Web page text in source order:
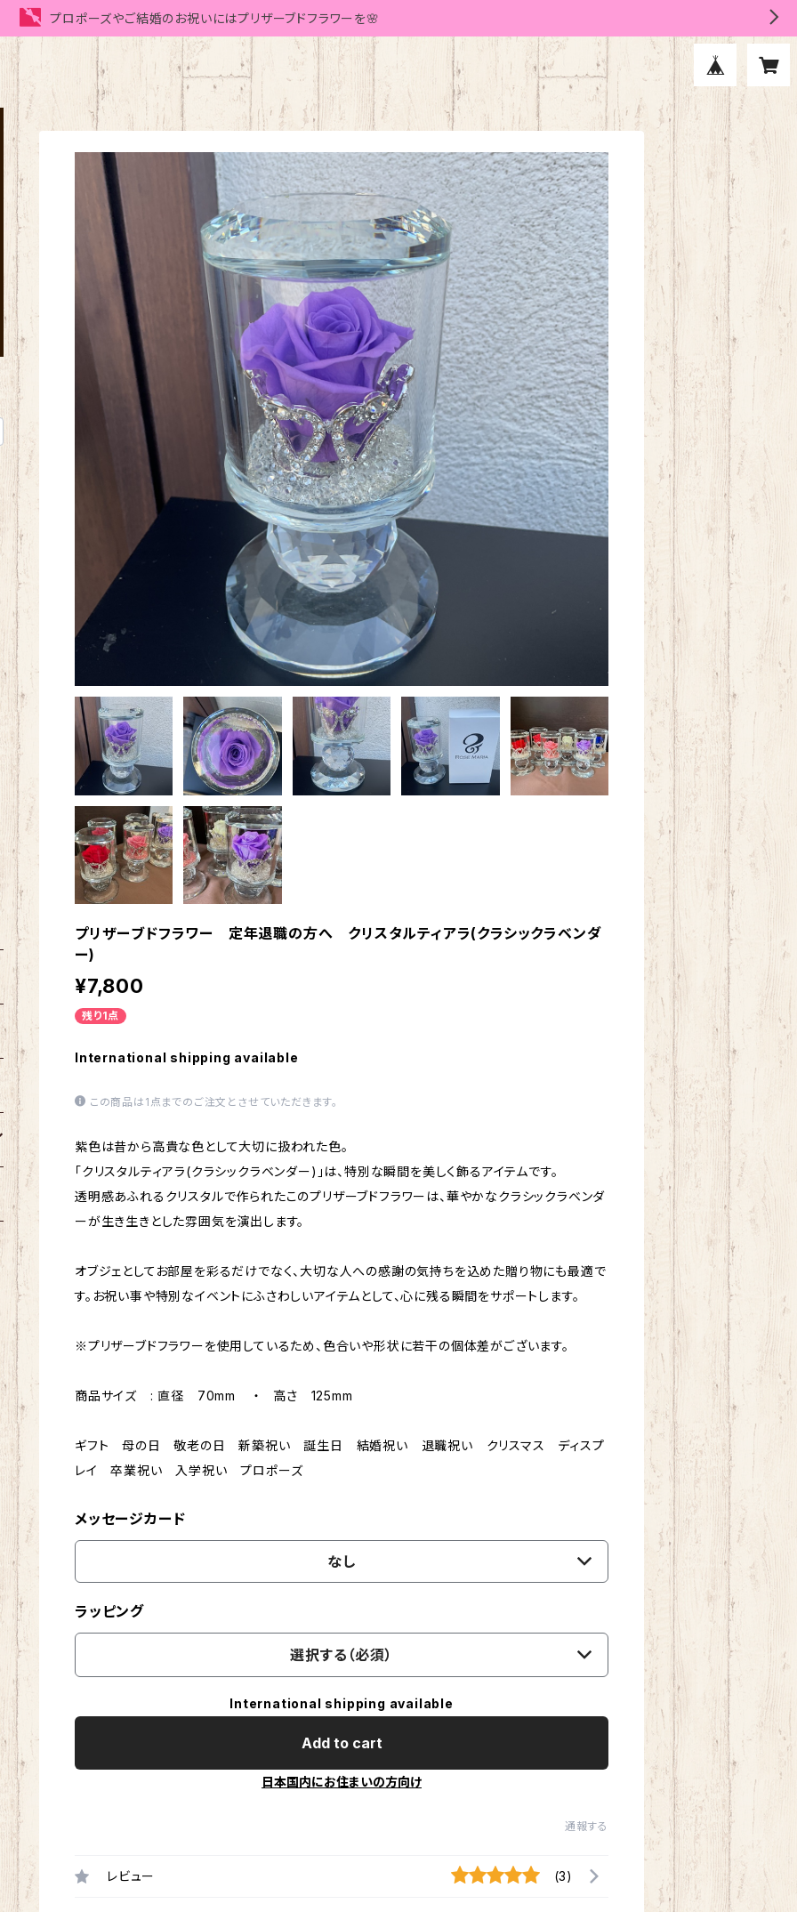
プロポーズやご結婚のお祝いにはプリザーブドフラワーを🌸
プリザーブドフラワー 定年退職の方へ クリスタルティアラ(クラシックラベンダ
ー)
¥7,800
残り1点
International shipping available
この商品は1点までのご注文とさせていただきます。
紫色は昔から高貴な色として大切に扱われた色。
「クリスタルティアラ(クラシックラベンダー)」は、特別な瞬間を美しく飾るアイテムです。
透明感あふれるクリスタルで作られたこのプリザーブドフラワーは、華やかなクラシックラベンダ
ーが生き生きとした雰囲気を演出します。
オブジェとしてお部屋を彩るだけでなく、大切な人への感謝の気持ちを込めた贈り物にも最適で
す。お祝い事や特別なイベントにふさわしいアイテムとして、心に残る瞬間をサポートします。
※プリザーブドフラワーを使用しているため、色合いや形状に若干の個体差がございます。
商品サイズ : 直径 70mm ・ 高さ 125mm
ギフト 母の日 敬老の日 新築祝い 誕生日 結婚祝い 退職祝い クリスマス ディスプ
レイ 卒業祝い 入学祝い プロポーズ
メッセージカード
なし
ラッピング
選択する（必須）
International shipping available
Add to cart
日本国内にお住まいの方向け
通報する
レビュー (3)